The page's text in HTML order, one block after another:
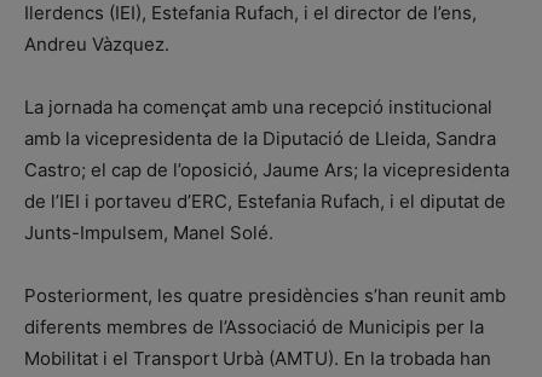
Ilerdencs (IEI), Estefania Rufach, i el director de l’ens,
Andreu Vàzquez.
La jornada ha començat amb una recepció institucional
amb la vicepresidenta de la Diputació de Lleida, Sandra
Castro; el cap de l’oposició, Jaume Ars; la vicepresidenta
de l’IEI i portaveu d’ERC, Estefania Rufach, i el diputat de
Junts-Impulsem, Manel Solé.
Posteriorment, les quatre presidències s’han reunit amb
diferents membres de l’Associació de Municipis per la
Mobilitat i el Transport Urbà (AMTU). En la trobada han